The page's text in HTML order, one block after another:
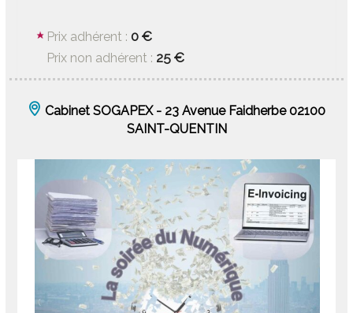
Prix adhérent :0 €
Prix non adhérent : 25 €
Cabinet SOGAPEX - 23 Avenue Faidherbe 02100
SAINT-QUENTIN